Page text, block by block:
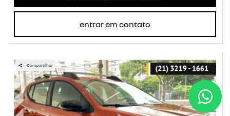
entrar em contato
Compartilhar